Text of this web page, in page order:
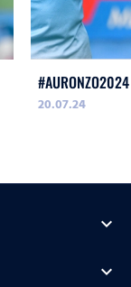
20.07.24
expand_more
expand_more